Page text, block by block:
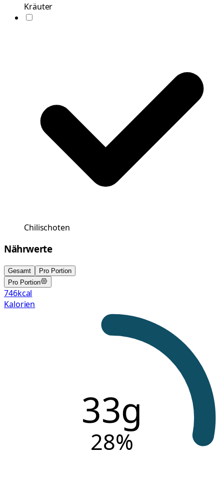
Kräuter
Chilischoten
Nährwerte
Gesamt
Pro Portion
Pro Portion
746kcal
Kalorien
33g
28%